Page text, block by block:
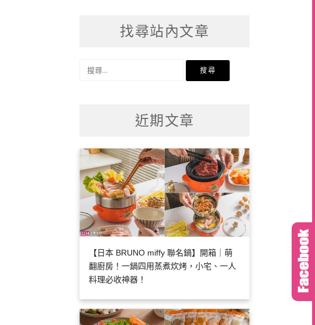
找尋站內文章
近期文章
【日本 BRUNO miffy 聯名鍋】開箱｜萌
翻廚房！一鍋四用蒸煮炊烤，小宅、一人
料理必收神器！